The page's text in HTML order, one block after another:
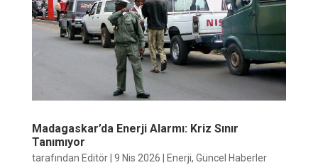
Madagaskar’da Enerji Alarmı: Kriz Sınır
Tanımıyor
tarafından Editör| 9 Nis 2026 Enerji, Güncel Haberler